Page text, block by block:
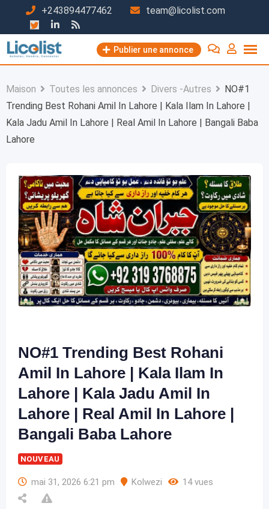
contenu
+243894477462 team@licolist.com
Publier une annonce
Maison Toutes les annonces Divers -Autres
NO#1
Trending Best Rohani Amil In Lahore | Kala Ilam In Lahore |
Kala Jadu Amil In Lahore | Real Amil In Lahore | Bangali Baba
Lahore
NO#1 Trending Best Rohani
Amil In Lahore | Kala Ilam In
Lahore | Kala Jadu Amil In
Lahore | Real Amil In Lahore |
Bangali Baba Lahore
NOUVEAU
mai 31, 2026 6:21 pm Kolwezi 14 vues